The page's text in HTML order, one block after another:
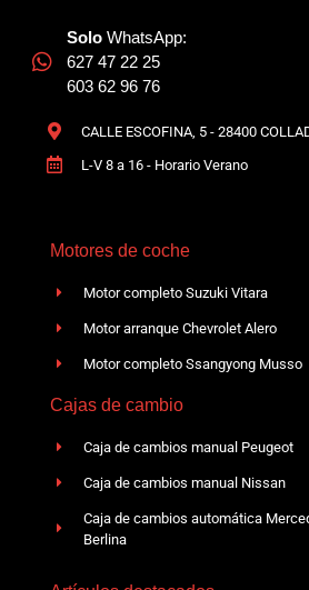
Solo WhatsApp:
627 47 22 25
603 62 96 76
CALLE ESCOFINA, 5 - 28400
L-V 8 a 16 - Horario Verano
Motores de coche
Motor completo Suzuki Vitara
Motor arranque Chevrolet Alero
Motor completo Ssangyong Musso
Cajas de cambio
Caja de cambios manual Peugeot
Caja de cambios manual Nissan
Caja de cambios automática
Berlina